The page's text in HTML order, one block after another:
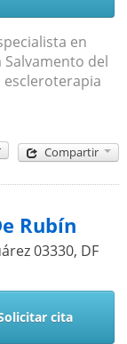
en
del
escleroterapia
Compartir
Rubín
03330, DF
cita